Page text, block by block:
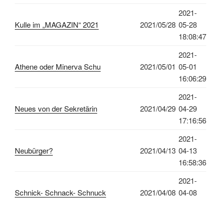
Kulle im „MAGAZIN“ 2021 2021/05/28
2021-
05-28
18:08:47
Athene oder Minerva Schu 2021/05/01
2021-
05-01
16:06:29
Neues von der Sekretärin 2021/04/29
2021-
04-29
17:16:56
Neubürger? 2021/04/13
2021-
04-13
16:58:36
Schnick- Schnack- Schnuck 2021/04/08
2021-
04-08